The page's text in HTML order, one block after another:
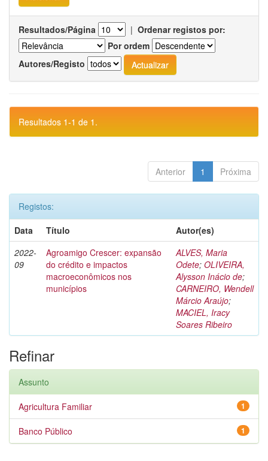
Resultados/Página | Ordenar registos por:
Por ordem
Autores/Registo
Resultados 1-1 de 1.
Anterior 1 Próxima
Registos:
Data
Título
Autor(es)
2022-
09
Agroamigo Crescer: expansão
do crédito e impactos
macroeconômicos nos
municípios
ALVES, Maria
Odete; OLIVEIRA,
Alysson Inácio de;
CARNEIRO, Wendell
Márcio Araújo;
MACIEL, Iracy
Soares Ribeiro
Refinar
Assunto
1
Agricultura Familiar
1
Banco Público